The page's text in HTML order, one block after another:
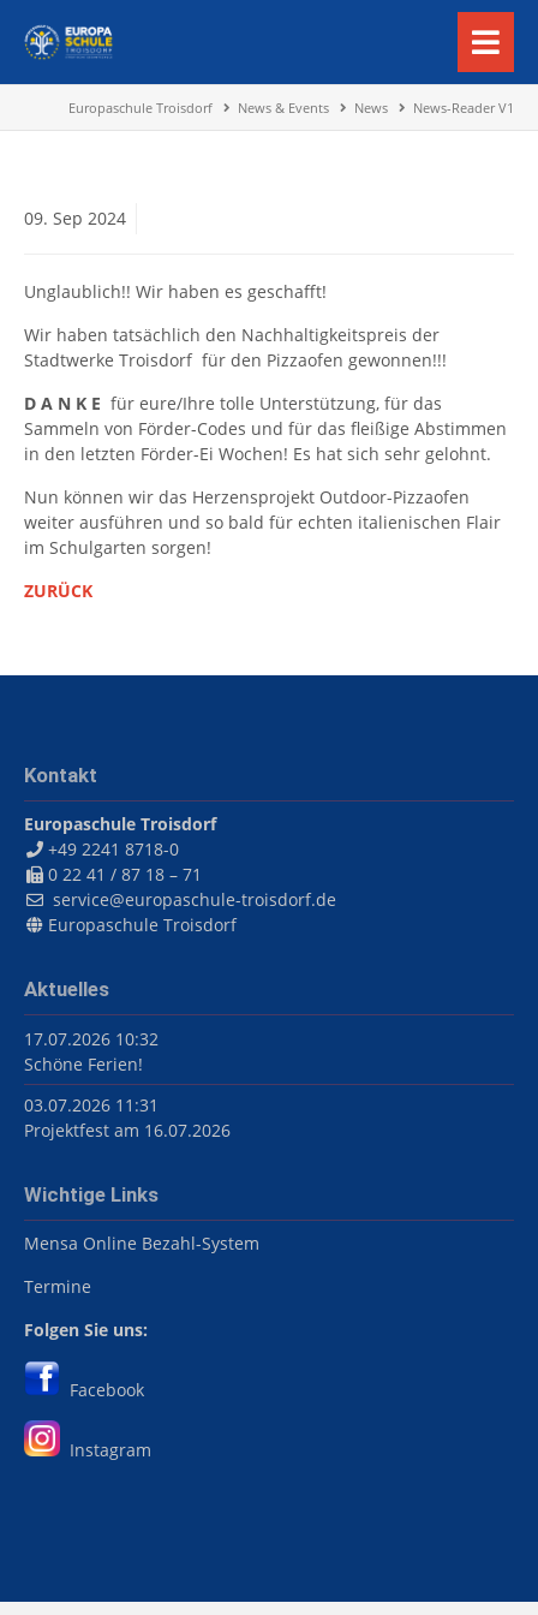
Europaschule Troisdorf News & Events News News-Reader V1
09. Sep 2024
Unglaublich!! Wir haben es geschafft!
Wir haben tatsächlich den Nachhaltigkeitspreis der
Stadtwerke Troisdorf für den Pizzaofen gewonnen!!!
D A N K E für eure/Ihre tolle Unterstützung, für das
Sammeln von Förder-Codes und für das fleißige Abstimmen
in den letzten Förder-Ei Wochen! Es hat sich sehr gelohnt.
Nun können wir das Herzensprojekt Outdoor-Pizzaofen
weiter ausführen und so bald für echten italienischen Flair
im Schulgarten sorgen!
ZURÜCK
Kontakt
Europaschule Troisdorf
+49 2241 8718-0
0 22 41 / 87 18 – 71
service@europaschule-troisdorf.de
Europaschule Troisdorf
Aktuelles
17.07.2026 10:32
Schöne Ferien!
03.07.2026 11:31
Projektfest am 16.07.2026
Wichtige Links
Mensa Online Bezahl-System
Termine
Folgen Sie uns:
Facebook
Instagram